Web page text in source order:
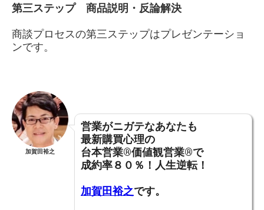
第三ステップ 商品説明・反論解決
商談プロセスの第三ステップはプレゼンテーショ
ンです。
加賀田裕之
営業がニガテなあなたも
最新購買心理の
台本営業®︎価値観営業®︎で
成約率８０％！人生逆転！
加賀田裕之です。